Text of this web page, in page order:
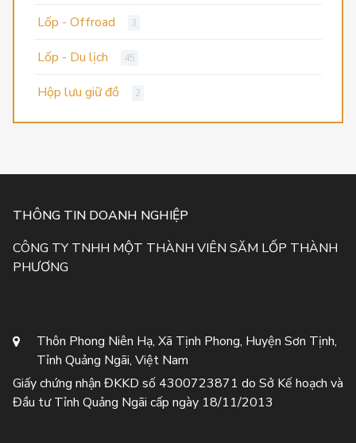
Lốp - Offroad 3
Lốp - Du lịch 45
Hộp lưu giữ đồ 2
THÔNG TIN DOANH NGHIỆP
CÔNG TY TNHH MỘT THÀNH VIÊN SĂM LỐP THÀNH
PHƯƠNG
Thôn Phong Niên Hạ, Xã Tịnh Phong, Huyện Sơn Tịnh,
Tỉnh Quảng Ngãi, Việt Nam
Giấy chứng nhận ĐKKD số 4300723871 do Sở Kế hoạch và
Đầu tư Tỉnh Quảng Ngãi cấp ngày 18/11/2013